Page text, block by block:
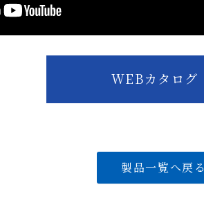
WEBカタログ
製品一覧へ戻る